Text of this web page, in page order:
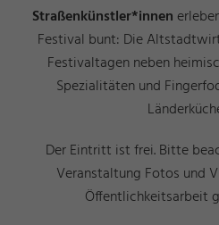
Straßenkünstler*innen
Festival bunt: Die
Festivaltagen neben
Spezialitäten und
Der Eintritt ist frei. Bitte
Veranstaltung Fotos und
Öffentlichkeitsarbeit